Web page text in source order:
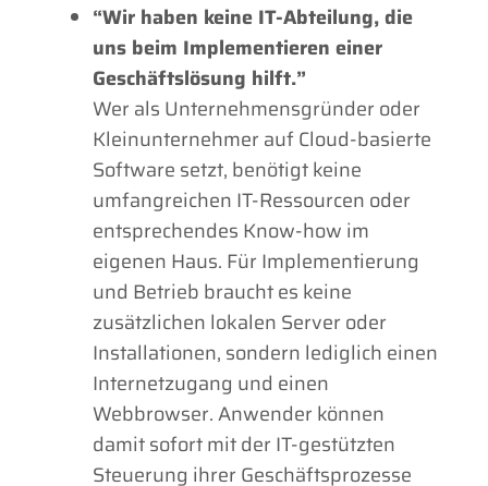
“Wir haben keine IT-Abteilung, die
uns beim Implementieren einer
Geschäftslösung hilft.”
Wer als Unternehmensgründer oder
Kleinunternehmer auf Cloud-basierte
Software setzt, benötigt keine
umfangreichen IT-Ressourcen oder
entsprechendes Know-how im
eigenen Haus. Für Implementierung
und Betrieb braucht es keine
zusätzlichen lokalen Server oder
Installationen, sondern lediglich einen
Internetzugang und einen
Webbrowser. Anwender können
damit sofort mit der IT-gestützten
Steuerung ihrer Geschäftsprozesse